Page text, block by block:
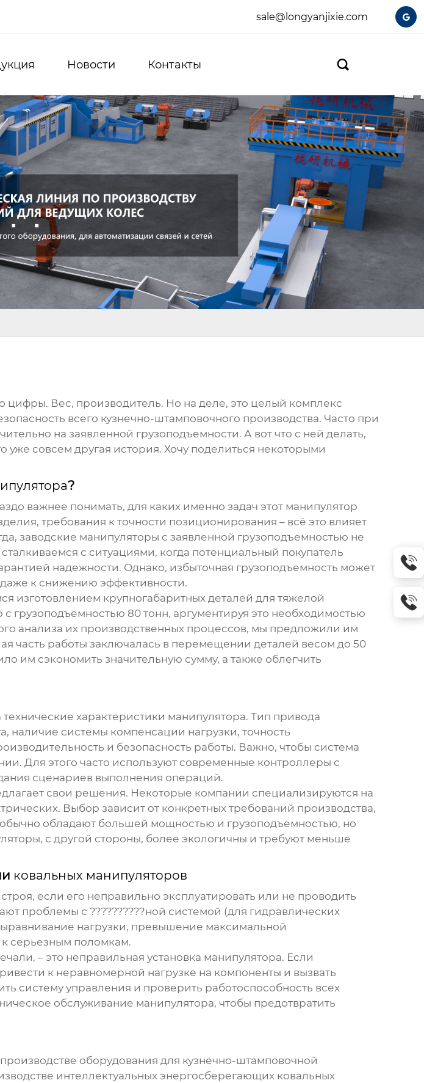
sale@longyanjixie.com 
Новости Контакты 
цифры. Вес, производитель. Но на деле, это целый комплекс
всего кузнечно-штамповочного производства. Часто при
на заявленной грузоподъемности. А вот что с ней делать,
уже совсем другая история. Хочу поделиться некоторыми
?
важнее понимать, для каких именно задач этот манипулятор
требования к точности позиционирования – всё это влияет
заводские манипуляторы с заявленной грузоподъемностью не
с ситуациями, когда потенциальный покупатель
надежности. Однако, избыточная грузоподъемность может
к снижению эффективности.
крупногабаритных деталей для тяжелой
80 тонн, аргументируя это необходимостью
анализа их производственных процессов, мы предложили им
часть работы заключалась в перемещении деталей весом до 50
им сэкономить значительную сумму, а также облегчить
характеристики манипулятора. Тип привода
наличие системы компенсации нагрузки, точность
и безопасность работы. Важно, чтобы система
Для этого часто используют современные контроллеры с
сценариев выполнения операций.
свои решения. Некоторые компании специализируются на
Выбор зависит от конкретных требований производства,
обладают большей мощностью и грузоподъемностью, но
с другой стороны, более экологичны и требуют меньше
ковальных манипуляторов
если его неправильно эксплуатировать или не проводить
проблемы с ??????????ной системой (для гидравлических
нагрузки, превышение максимальной
к серьезным поломкам.
– это неправильная установка манипулятора. Если
к неравномерной нагрузке на компоненты и вызвать
систему управления и проверить работоспособность всех
обслуживание манипулятора, чтобы предотвратить
оборудования для кузнечно-штамповочной
интеллектуальных энергосберегающих ковальных